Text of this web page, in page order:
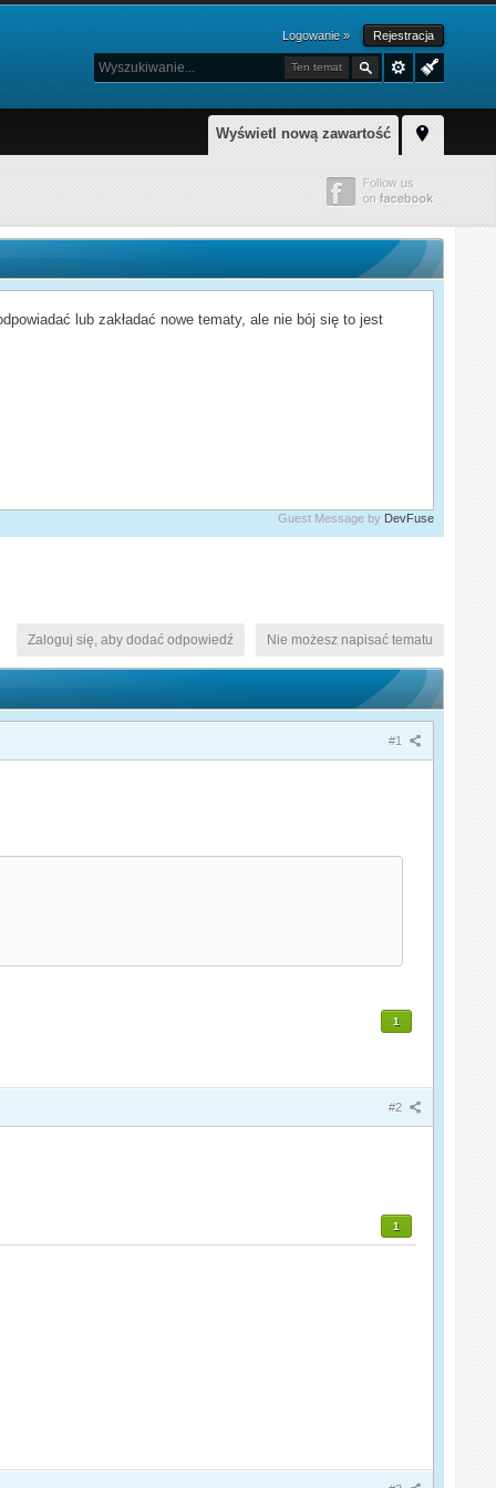
Logowanie » Rejestracja
Ten temat
Wyświetl nową zawartość
lub zakładać nowe tematy, ale nie bój się to jest
Guest Message by DevFuse
Nie możesz napisać tematu
Zaloguj się, aby dodać odpowiedź
#1
1
#2
1